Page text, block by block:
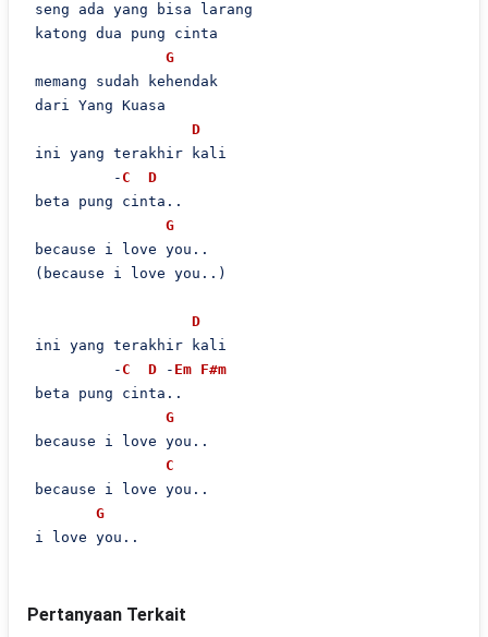
seng ada yang bisa larang
katong dua pung cinta
G
memang sudah kehendak
dari Yang Kuasa
D
ini yang terakhir kali
          -
C
D
beta pung cinta..
G
because i love you..
(because i love you..)
D
ini yang terakhir kali
          -
C D - Em
F#m
beta pung cinta..
G
because i love you..
C
because i love you..
G
Pertanyaan Terkait